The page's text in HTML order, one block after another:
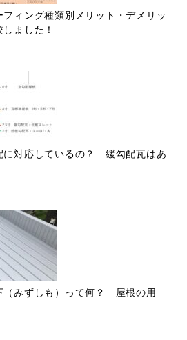
フィング種類別メリット・デメリッ
ました！
に対応しているの？ 緩勾配瓦はあ
（みずしも）って何？ 屋根の用